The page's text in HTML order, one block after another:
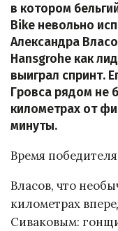
в котором
Bike невольно
Александра
Hansgrohe как
выиграл спринт.
Гровса рядом не
километрах от
минуты.
Время
Власов, что
километрах
Сиваковым: